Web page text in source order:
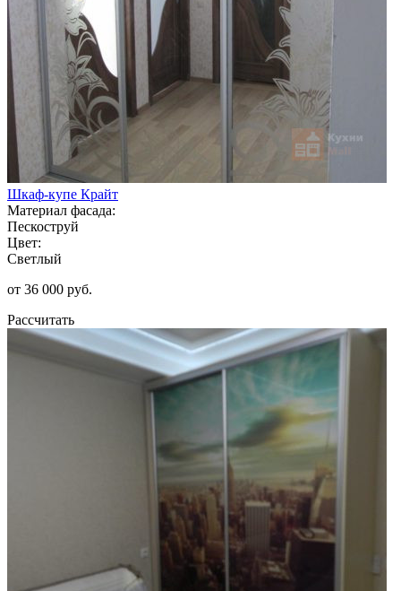
Шкаф-купе Крайт
Материал фасада:
Пескоструй
Цвет:
Светлый
от 36 000 руб.
Рассчитать